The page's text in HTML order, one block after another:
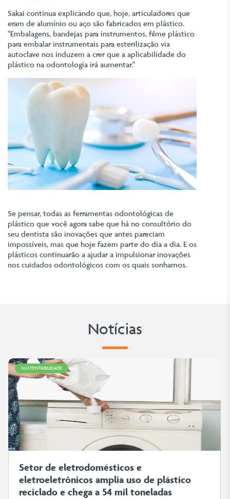
Sakai continua explicando que, hoje, articuladores que
eram de alumínio ou aço são fabricados em plástico.
"Embalagens, bandejas para instrumentos, filme plástico
para embalar instrumentais para esterilização via
autoclave nos induzem a crer que a aplicabilidade do
plástico na odontologia irá aumentar."
Se pensar, todas as ferramentas odontológicas de
plástico que você agora sabe que há no consultório do
seu dentista são inovações que antes pareciam
impossíveis, mas que hoje fazem parte do dia a dia. E os
plásticos continuarão a ajudar a impulsionar inovações
nos cuidados odontológicos com os quais sonhamos.
Notícias
SUSTENTABILIDADE
Setor de eletrodomésticos e
eletroeletrônicos amplia uso de plástico
reciclado e chega a 54 mil toneladas